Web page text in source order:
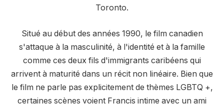
Toronto.
Situé au début des années 1990, le film canadien
s'attaque à la masculinité, à l'identité et à la famille
comme ces deux fils d'immigrants caribéens qui
arrivent à maturité dans un récit non linéaire. Bien que
le film ne parle pas explicitement de thèmes LGBTQ +,
certaines scènes voient Francis intime avec un ami